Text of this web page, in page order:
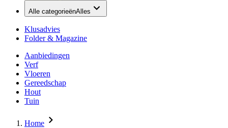
Alle categorieënAlles
Klusadvies
Folder & Magazine
Aanbiedingen
Verf
Vloeren
Gereedschap
Hout
Tuin
Home